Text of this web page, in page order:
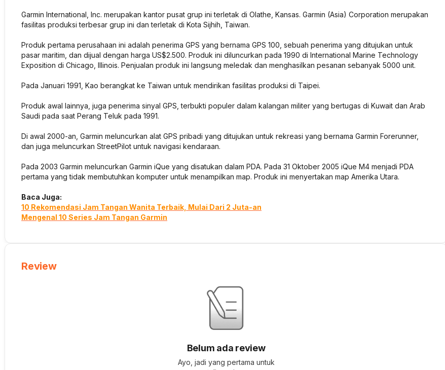
Garmin International, Inc. merupakan kantor pusat grup ini terletak di Olathe, Kansas. Garmin (Asia) Corporation merupakan
fasilitas produksi terbesar grup ini dan terletak di Kota Sijhih, Taiwan.
Produk pertama perusahaan ini adalah penerima GPS yang bernama GPS 100, sebuah penerima yang ditujukan untuk
pasar maritim, dan dijual dengan harga US$2.500. Produk ini diluncurkan pada 1990 di International Marine Technology
Exposition di Chicago, Illinois. Penjualan produk ini langsung meledak dan menghasilkan pesanan sebanyak 5000 unit.
Pada Januari 1991, Kao berangkat ke Taiwan untuk mendirikan fasilitas produksi di Taipei.
Produk awal lainnya, juga penerima sinyal GPS, terbukti populer dalam kalangan militer yang bertugas di Kuwait dan Arab
Saudi pada saat Perang Teluk pada 1991.
Di awal 2000-an, Garmin meluncurkan alat GPS pribadi yang ditujukan untuk rekreasi yang bernama Garmin Forerunner,
dan juga meluncurkan StreetPilot untuk navigasi kendaraan.
Pada 2003 Garmin meluncurkan Garmin iQue yang disatukan dalam PDA. Pada 31 Oktober 2005 iQue M4 menjadi PDA
pertama yang tidak membutuhkan komputer untuk menampilkan map. Produk ini menyertakan map Amerika Utara.
Baca Juga:
10 Rekomendasi Jam Tangan Wanita Terbaik, Mulai Dari 2 Juta-an
Mengenal 10 Series Jam Tangan Garmin
Review
Belum ada review
Ayo, jadi yang pertama untuk